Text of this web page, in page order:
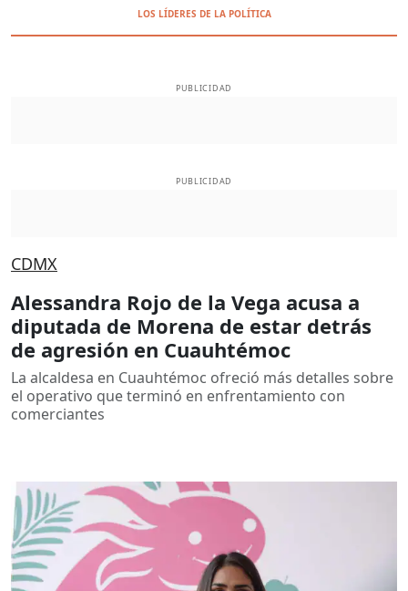
LOS LÍDERES DE LA POLÍTICA
PUBLICIDAD
PUBLICIDAD
CDMX
Alessandra Rojo de la Vega acusa a
diputada de Morena de estar detrás
de agresión en Cuauhtémoc
La alcaldesa en Cuauhtémoc ofreció más detalles sobre
el operativo que terminó en enfrentamiento con
comerciantes